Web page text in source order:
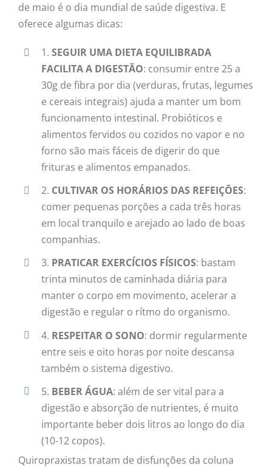
de maio é o dia mundial de saúde digestiva. E
oferece algumas dicas:
1.SEGUIR UMA DIETA EQUILIBRADA
FACILITA A DIGESTÃO: consumir entre 25 a
30g de fibra por dia (verduras, frutas, legumes
e cereais integrais) ajuda a manter um bom
funcionamento intestinal. Probióticos e
alimentos fervidos ou cozidos no vapor e no
forno são mais fáceis de digerir do que
frituras e alimentos empanados.
2. CULTIVAR OS HORÁRIOS DAS REFEIÇÕES:
comer pequenas porções a cada três horas
em local tranquilo e arejado ao lado de boas
companhias.
3. PRATICAR EXERCÍCIOS FÍSICOS: bastam
trinta minutos de caminhada diária para
manter o corpo em movimento, acelerar a
digestão e regular o rítmo do organismo.
4. RESPEITAR O SONO: dormir regularmente
entre seis e oito horas por noite descansa
também o sistema digestivo.
5. BEBER ÁGUA: além de ser vital para a
digestão e absorção de nutrientes, é muito
importante beber dois litros ao longo do dia
(10-12 copos).
Quiropraxistas tratam de disfunções da coluna